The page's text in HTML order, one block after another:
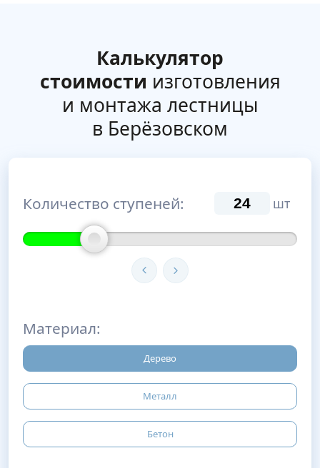
Калькулятор
стоимости изготовления
и монтажа лестницы
в Берёзовском
Количество ступеней: шт
Материал:
Дерево
Металл
Бетон